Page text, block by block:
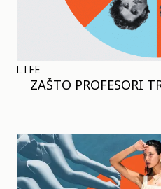
LIFE
ZAŠTO PROFESORI